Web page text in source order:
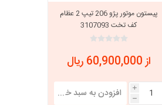
پیستون موتور پژو 206 تیپ 2 عظام
کف تخت 3107093
از 60,900,000 ریال
i
h